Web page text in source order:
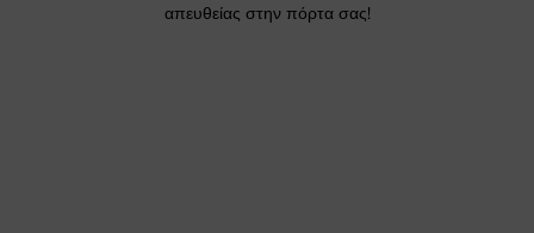
απευθείας στην πόρτα σας!